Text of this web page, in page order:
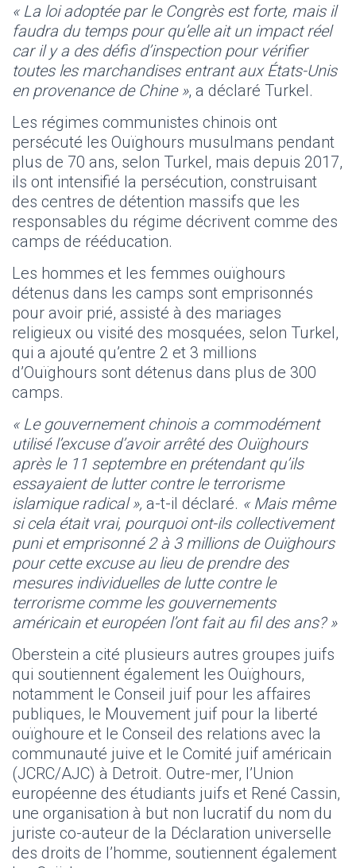
« La loi adoptée par le Congrès est forte, mais il
faudra du temps pour qu’elle ait un impact réel
car il y a des défis d’inspection pour vérifier
toutes les marchandises entrant aux États-Unis
en provenance de Chine », a déclaré Turkel.
Les régimes communistes chinois ont
persécuté les Ouïghours musulmans pendant
plus de 70 ans, selon Turkel, mais depuis 2017,
ils ont intensifié la persécution, construisant
des centres de détention massifs que les
responsables du régime décrivent comme des
camps de rééducation.
Les hommes et les femmes ouïghours
détenus dans les camps sont emprisonnés
pour avoir prié, assisté à des mariages
religieux ou visité des mosquées, selon Turkel,
qui a ajouté qu’entre 2 et 3 millions
d’Ouïghours sont détenus dans plus de 300
camps.
« Le gouvernement chinois a commodément
utilisé l’excuse d’avoir arrêté des Ouïghours
après le 11 septembre en prétendant qu’ils
essayaient de lutter contre le terrorisme
islamique radical », a-t-il déclaré. « Mais même
si cela était vrai, pourquoi ont-ils collectivement
puni et emprisonné 2 à 3 millions de Ouïghours
pour cette excuse au lieu de prendre des
mesures individuelles de lutte contre le
terrorisme comme les gouvernements
américain et européen l’ont fait au fil des ans? »
Oberstein a cité plusieurs autres groupes juifs
qui soutiennent également les Ouïghours,
notamment le Conseil juif pour les affaires
publiques, le Mouvement juif pour la liberté
ouïghoure et le Conseil des relations avec la
communauté juive et le Comité juif américain
(JCRC/AJC) à Detroit. Outre-mer, l’Union
européenne des étudiants juifs et René Cassin,
une organisation à but non lucratif du nom du
juriste co-auteur de la Déclaration universelle
des droits de l’homme, soutiennent également